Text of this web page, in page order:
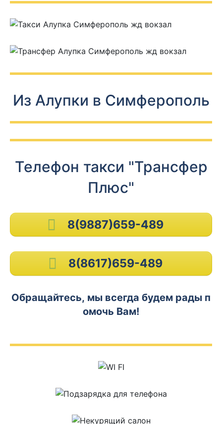
Из Алупки в Симферополь
Телефон такси "Трансфер
Плюс"
8(9887)659-489
8(8617)659-489
Обращайтесь, мы всегда будем рады п
омочь Вам!